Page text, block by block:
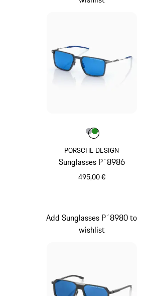
PORSCHE DESIGN
Sunglasses P´8986
495,00 €
Colore
ColoreColore
Add Sunglasses P´8980 to
wishlist